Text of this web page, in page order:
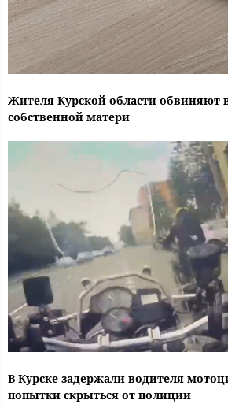
Жителя Курской области обвиняют
собственной матери
В Курске задержали водителя
попытки скрыться от полиции